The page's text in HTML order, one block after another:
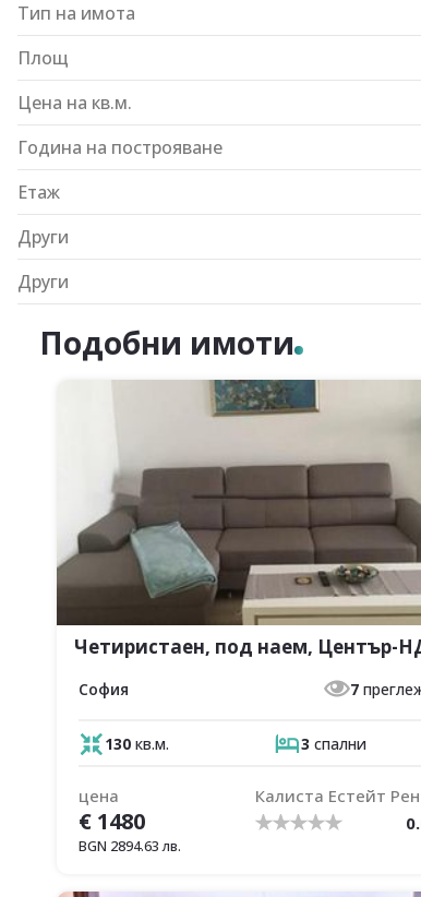
Тип на имота
Площ
Цена на кв.м.
Година на построяване
Етаж
Други
Други
Подобни имоти
Четиристаен, под наем, Център-
София 7
130 кв.м. 3 спални
цена
€ 1480
BGN 2894.63лв.
Калиста Естейт